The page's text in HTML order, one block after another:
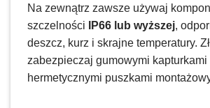
Na zewnątrz zawsze używaj
szczelności IP66 lub wyższej ,
deszcz, kurz i skrajne temperatury.
zabezpieczaj gumowymi kapturkami
hermetycznymi puszkami